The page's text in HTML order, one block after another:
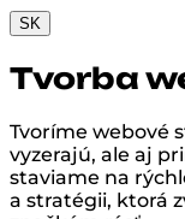
SK
Tvorba
Tvoríme webové
vyzerajú, ale aj
staviame na
a stratégii, ktorá